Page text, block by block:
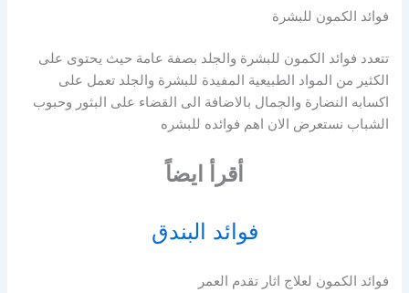
فوائد الكمون للبشرة
تتعدد فوائد الكمون للبشرة والجلد بصفة عامة حيث يحتوى على
الكثير من المواد الطبيعية المفيدة للبشرة والجلد تعمل على
اكسابه النضارة والجمال بالاضافة الى القضاء على البثور وحبوب
الشباب نستعرض الان اهم فوائده للبشره
أقرأ ايضاً
فوائد البندق
فوائد الكمون لعلاج اثار تقدم العمر